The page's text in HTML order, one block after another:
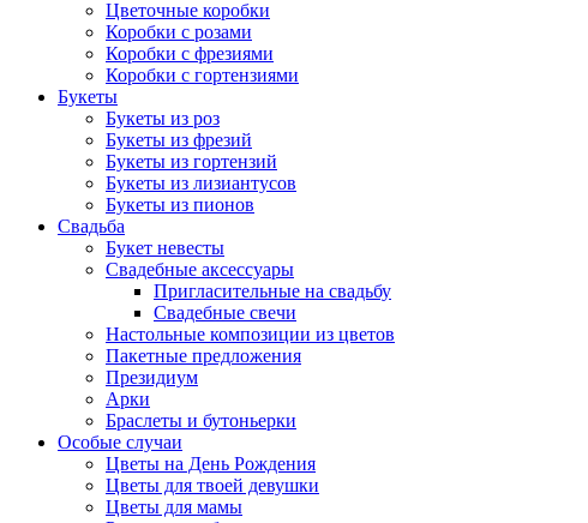
Цветочные коробки
Коробки с розами
Коробки с фрезиями
Коробки с гортензиями
Букеты
Букеты из роз
Букеты из фрезий
Букеты из гортензий
Букеты из лизиантусов
Букеты из пионов
Свадьба
Букет невесты
Свадебные аксессуары
Пригласительные на свадьбу
Свадебные свечи
Настольные композиции из цветов
Пакетные предложения
Президиум
Арки
Браслеты и бутоньерки
Особые случаи
Цветы на День Рождения
Цветы для твоей девушки
Цветы для мамы